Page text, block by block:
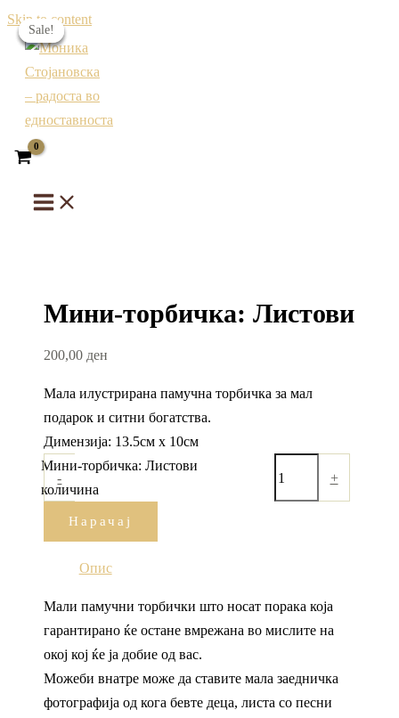
Skip to content
Мини-торбичка: Листови
200,00 ден
Мала илустрирана памучна торбичка за мал
подарок и ситни богатства.
Димензија: 13.5см х 10см
-
Мини-торбичка: Листови
количина
+
Нарачај
Опис
Мали памучни торбички што носат порака која
гарантирано ќе остане вмрежана во мислите на
окој кој ќе ја добие од вас.
Можеби внатре може да ставите мала заедничка
фотографија од кога бевте деца, листа со песни
Sale!
Sale!
Sale!
Sale!